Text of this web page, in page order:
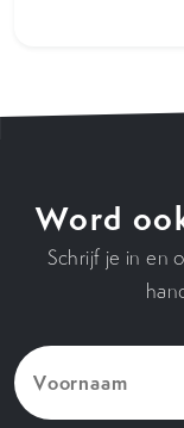
Word
Schrijf je in en
Voornaam
(Vereist)